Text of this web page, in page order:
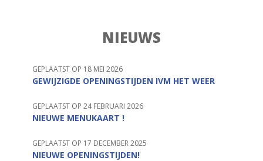
NIEUWS
GEPLAATST OP 18 MEI 2026
GEWIJZIGDE OPENINGSTIJDEN IVM HET WEER
GEPLAATST OP 24 FEBRUARI 2026
NIEUWE MENUKAART !
GEPLAATST OP 17 DECEMBER 2025
NIEUWE OPENINGSTIJDEN!